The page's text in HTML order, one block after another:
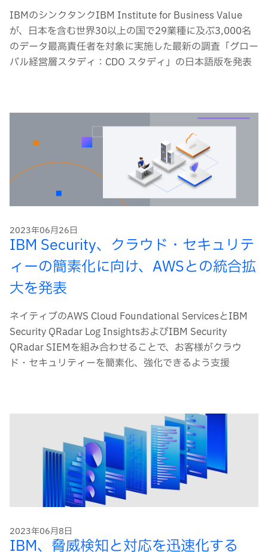
IBMのシンクタンクIBM Institute for Business Value
が、日本を含む世界30以上の国で29業種に及ぶ3,000名
のデータ最高責任者を対象に実施した最新の調査「グロー
バル経営層スタディ：CDO スタディ」の日本語版を発表
2023年06月26日
IBM Security、クラウド・セキュリテ
ィーの簡素化に向け、AWSとの統合拡
大を発表
ネイティブのAWS Cloud Foundational ServicesとIBM
Security QRadar Log InsightsおよびIBM Security
QRadar SIEMを組み合わせることで、お客様がクラウ
ド・セキュリティーを簡素化、強化できるよう支援
2023年06月8日
IBM、脅威検知と対応を迅速化する